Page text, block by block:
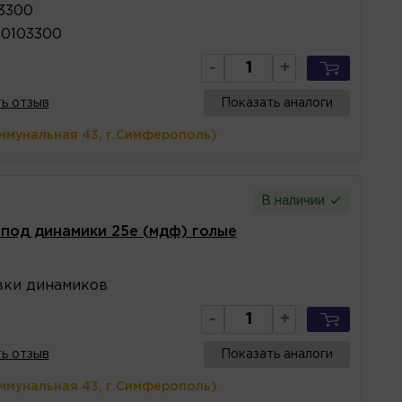
- +
отзыв Показать аналоги
43, г.Симферополь)
В наличии
динамики 25е (мдф) голые
динамиков
- +
отзыв Показать аналоги
43, г.Симферополь)